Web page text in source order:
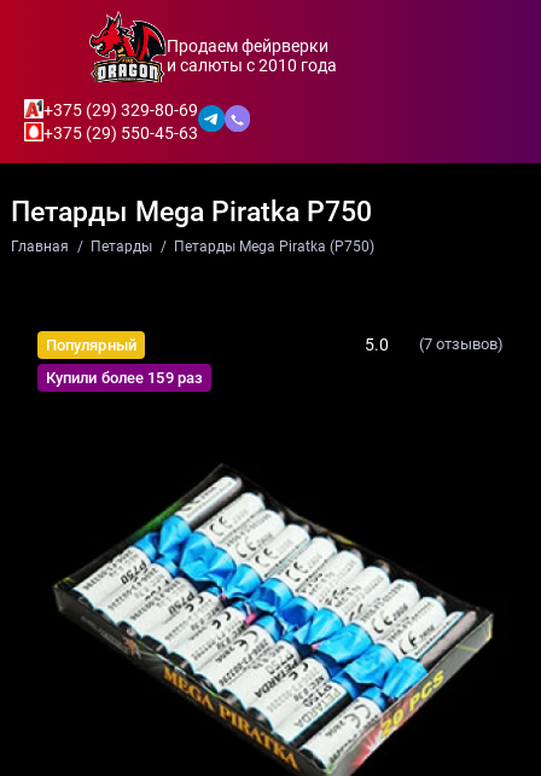
Продаем фейрверки
и салюты с 2010 года
+375 (29) 329-80-69
+375 (29) 550-45-63
Петарды Mega Piratka P750
Главная Петарды Петарды Mega Piratka (P750)
Популярный
Купили более 159 раз
5.0 (7 отзывов)